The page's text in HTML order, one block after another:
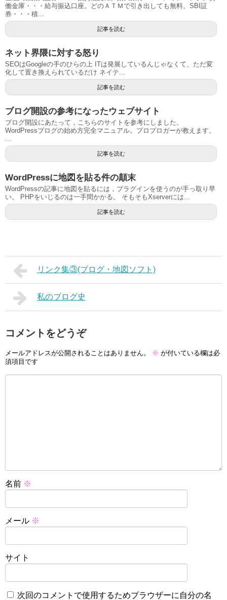
働金庫・・・給与振込口座。どのＡＴＭで引き出しても無料。SBI証
券・・・積...
記事を読む
ネット界隈に対する怒り
SEOはGoogleの手のひらの上 ITは発展しているんじゃなくて、ただ変
化して置き換えられているだけ ネイテ...
記事を読む
ブログ開設の参考になったウェブサイト
ブログ開設にあたって，こちらのサイトを参考にしました。
WordPressブログの始め方完全マニュアル。プロブロガーが教えます。
...
記事を読む
WordPressに地図を貼る件の顛末
WordPressの記事に地図を貼るには，プラグインを使うのが手っ取り早
い。 PHPをいじるのは一手間かかる。 そもそもXserverには...
記事を読む
リンク集③(ブログ・地図ソフト)
私のブログ史
コメントをどうぞ
メールアドレスが公開されることはありません。 ※ が付いている欄は必
須項目です
名前 ※
メール ※
サイト
次回のコメントで使用するためブラウザーに自分の名